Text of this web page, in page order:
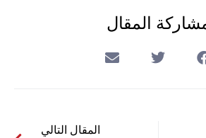
المقال
المقال التالي